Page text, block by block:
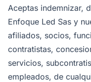
Aceptas indemnizar,
Enfoque Led Sas y
afiliados, socios,
contratistas,
servicios,
empleados, de